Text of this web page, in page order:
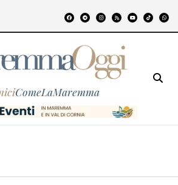
ComeLaMaremma